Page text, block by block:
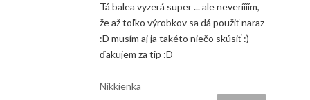
Tá balea vyzerá super ... ale neveríííím,
že až toľko výrobkov sa dá použiť naraz
:D musím aj ja takéto niečo skúsiť :)
ďakujem za tip :D
Nikkienka